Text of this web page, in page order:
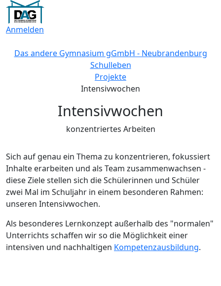
Anmelden
Intensivwochen
konzentriertes Arbeiten
Das andere Gymnasium gGmbH - Neubrandenburg
Schulleben
Projekte
Intensivwochen
Sich auf genau ein Thema zu konzentrieren, fokussiert
Inhalte erarbeiten und als Team zusammenwachsen -
diese Ziele stellen sich die Schülerinnen und Schüler
zwei Mal im Schuljahr in einem besonderen Rahmen:
unseren Intensivwochen.
Als besonderes Lernkonzept außerhalb des "normalen"
Unterrichts schaffen wir so die Möglichkeit einer
intensiven und nachhaltigen Kompetenzausbildung.